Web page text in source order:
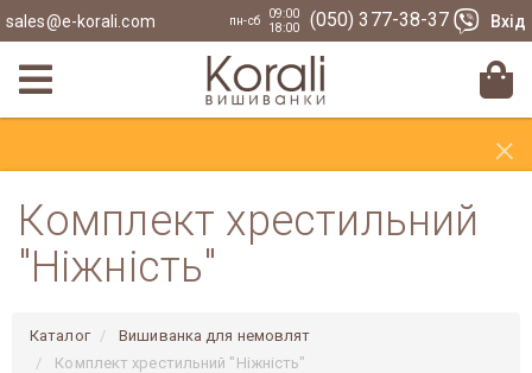
sales@e-korali.com пн-сб
09:00
18:00
(050) 377-38-37 Вхід
×
Комплект хрестильний
"Ніжність"
Каталог
Вишиванка для немовлят
Комплект хрестильний "Ніжність"